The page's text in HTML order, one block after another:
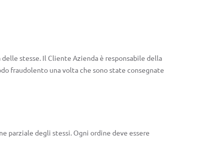
stesse. Il Cliente Azienda è responsabile della
fraudolento una volta che sono state consegnate
parziale degli stessi. Ogni ordine deve essere